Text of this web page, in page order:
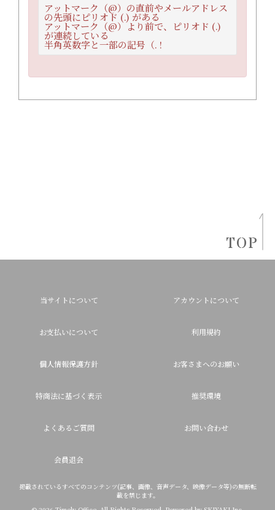
アットマーク（@）の直前やメールアドレス
の先頭にピリオド (.) がある
アットマーク（@）より前で、ピリオド (.)
が連続している
半角英数字と一部の記号（. !
TOP
当サイトについて アカウントについて
お支払いについて 利用規約
個人情報保護方針 お客さまへのお願い
特商法に基づく表示 推奨環境
よくあるご質問 お問い合わせ
会員退会
掲載されているすべてのコンテンツ(記事、画像、音声データ、映像データ等)の無断転
載を禁じます。